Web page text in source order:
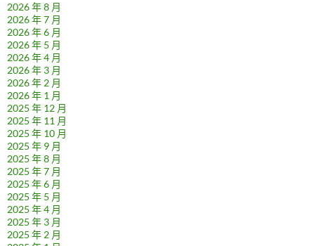
2026 年 8 月
2026 年 7 月
2026 年 6 月
2026 年 5 月
2026 年 4 月
2026 年 3 月
2026 年 2 月
2026 年 1 月
2025 年 12 月
2025 年 11 月
2025 年 10 月
2025 年 9 月
2025 年 8 月
2025 年 7 月
2025 年 6 月
2025 年 5 月
2025 年 4 月
2025 年 3 月
2025 年 2 月